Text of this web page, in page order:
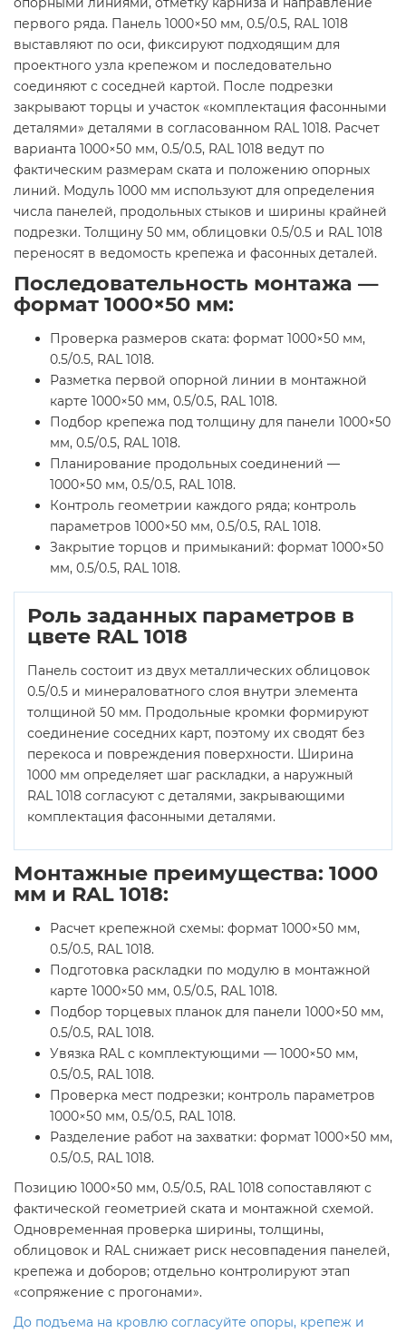
первого ряда. Панель 1000×50 мм, 0.5/0.5, RAL 1018
выставляют по оси, фиксируют подходящим для
проектного узла крепежом и последовательно
соединяют с соседней картой. После подрезки
закрывают торцы и участок «комплектация фасонными
деталями» деталями в согласованном RAL 1018. Расчет
варианта 1000×50 мм, 0.5/0.5, RAL 1018 ведут по
фактическим размерам ската и положению опорных
линий. Модуль 1000 мм используют для определения
числа панелей, продольных стыков и ширины крайней
подрезки. Толщину 50 мм, облицовки 0.5/0.5 и RAL 1018
переносят в ведомость крепежа и фасонных деталей.
Последовательность монтажа —
формат 1000×50 мм:
Проверка размеров ската: формат 1000×50 мм,
0.5/0.5, RAL 1018.
Разметка первой опорной линии в монтажной
карте 1000×50 мм, 0.5/0.5, RAL 1018.
Подбор крепежа под толщину для панели 1000×50
мм, 0.5/0.5, RAL 1018.
Планирование продольных соединений —
1000×50 мм, 0.5/0.5, RAL 1018.
Контроль геометрии каждого ряда; контроль
параметров 1000×50 мм, 0.5/0.5, RAL 1018.
Закрытие торцов и примыканий: формат 1000×50
мм, 0.5/0.5, RAL 1018.
Роль заданных параметров в
цвете RAL 1018
Панель состоит из двух металлических облицовок
0.5/0.5 и минераловатного слоя внутри элемента
толщиной 50 мм. Продольные кромки формируют
соединение соседних карт, поэтому их сводят без
перекоса и повреждения поверхности. Ширина
1000 мм определяет шаг раскладки, а наружный
RAL 1018 согласуют с деталями, закрывающими
комплектация фасонными деталями.
Монтажные преимущества: 1000
мм и RAL 1018:
Расчет крепежной схемы: формат 1000×50 мм,
0.5/0.5, RAL 1018.
Подготовка раскладки по модулю в монтажной
карте 1000×50 мм, 0.5/0.5, RAL 1018.
Подбор торцевых планок для панели 1000×50 мм,
0.5/0.5, RAL 1018.
Увязка RAL с комплектующими — 1000×50 мм,
0.5/0.5, RAL 1018.
Проверка мест подрезки; контроль параметров
1000×50 мм, 0.5/0.5, RAL 1018.
Разделение работ на захватки: формат 1000×50 мм,
0.5/0.5, RAL 1018.
Позицию 1000×50 мм, 0.5/0.5, RAL 1018 сопоставляют с
фактической геометрией ската и монтажной схемой.
Одновременная проверка ширины, толщины,
облицовок и RAL снижает риск несовпадения панелей,
крепежа и доборов; отдельно контролируют этап
«сопряжение с прогонами».
До подъема на кровлю согласуйте опоры, крепеж и